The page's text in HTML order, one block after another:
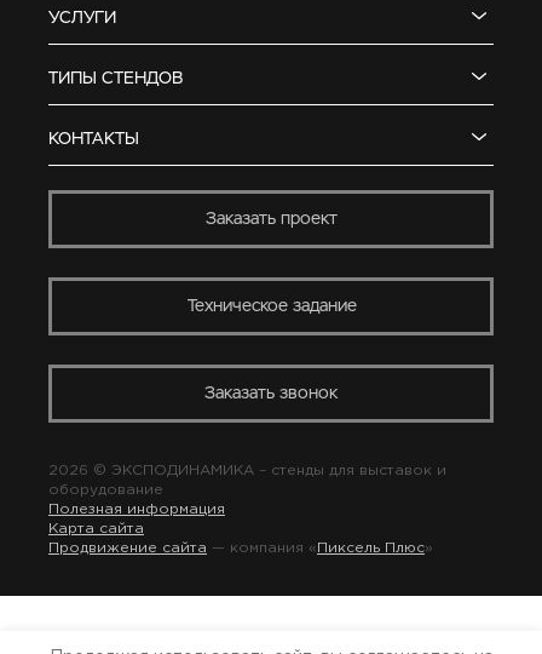
УСЛУГИ
ТИПЫ СТЕНДОВ
КОНТАКТЫ
Заказать проект
Техническое задание
Заказать звонок
2026 © ЭКСПОДИНАМИКА – стенды для выставок и
оборудование
Полезная информация
Карта сайта
Продвижение сайта — компания « Пиксель Плюс»